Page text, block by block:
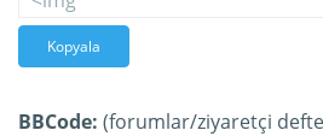
Kopyala
BBCode: (forumlar/ziyaretçi